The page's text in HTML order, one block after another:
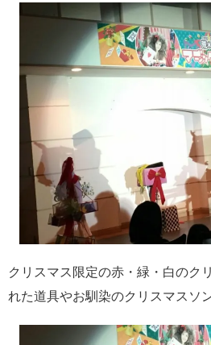
クリスマス限定の赤・緑・白のク
れた道具やお馴染のクリスマスソ